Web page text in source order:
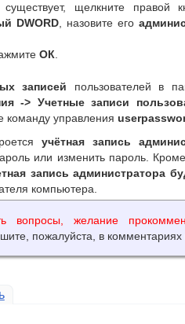
щелкните правой
DWORD, назовите его
ОК
записей пользователей в
-> Учетные записи
команду управления
учётная запись
или изменить пароль.
запись администратора
компьютера.
вопросы, желание
пожалуйста, в комментариях